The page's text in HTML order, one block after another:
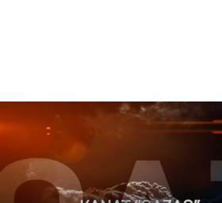
Дизайн Кино
Графический дизайн